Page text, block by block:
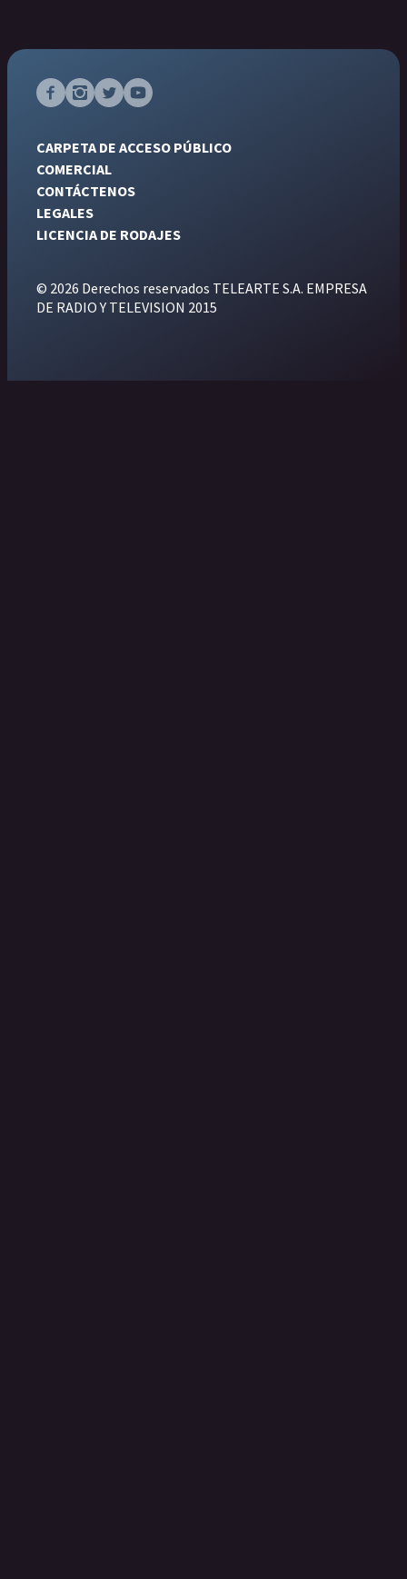
CARPETA DE ACCESO PÚBLICO
COMERCIAL
CONTÁCTENOS
LEGALES
LICENCIA DE RODAJES
© 2026 Derechos reservados TELEARTE S.A. EMPRESA
DE RADIO Y TELEVISION 2015